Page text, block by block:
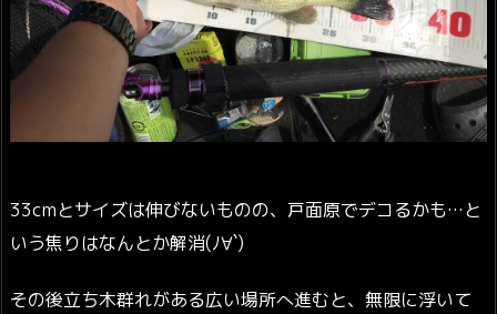
33cmとサイズは伸びないものの、戸面原でデコるかも…と
いう焦りはなんとか解消(ﾉ∀`)
その後立ち木群れがある広い場所へ進むと、無限に浮いて